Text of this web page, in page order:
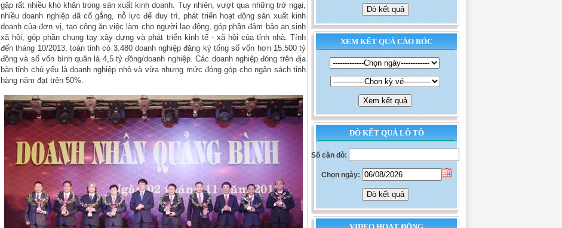
gặp rất nhiều khó khăn trong sản xuất kinh doanh. Tuy nhiên, vượt qua những trở ngại,
nhiều doanh nghiệp đã cố gắng, nỗ lực để duy trì, phát triển hoạt động sản xuất kinh
doanh của đơn vị, tạo công ăn việc làm cho người lao động, góp phần đảm bảo an sinh
xã hội, góp phần chung tay xây dựng và phát triển kinh tế - xã hội của tỉnh nhà. Tính
đến tháng 10/2013, toàn tỉnh có 3.480 doanh nghiệp đăng ký tổng số vốn hơn 15.500 tỷ
đồng và số vốn bình quân là 4,5 tỷ đồng/doanh nghiệp. Các doanh nghiệp đóng trên địa
bàn tỉnh chủ yếu là doanh nghiệp nhỏ và vừa nhưng mức đóng góp cho ngân sách tỉnh
hàng năm đạt trên 50%.
XEM KẾT QUẢ CÀO BÓC
DÒ KẾT QUẢ LÔ TÔ
Số cần dò:
Chọn ngày: